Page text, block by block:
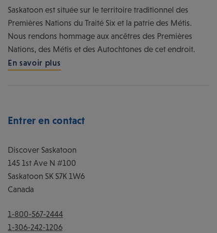
Entrer en contact
Discover Saskatoon
145 1st Ave N #100
Saskatoon SK S7K 1W6
Canada
1-800-567-2444
1-306-242-1206